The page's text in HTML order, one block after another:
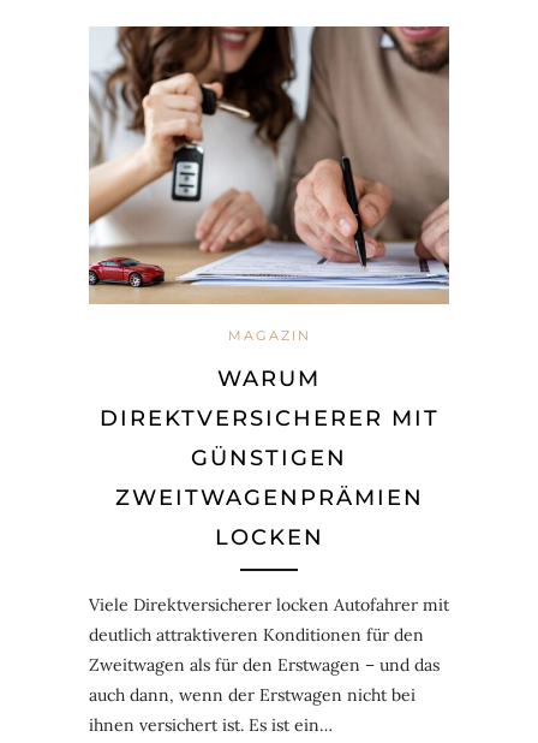
MAGAZIN
WARUM
DIREKTVERSICHERER MIT
GÜNSTIGEN
ZWEITWAGENPRÄMIEN
LOCKEN
Viele Direktversicherer locken Autofahrer mit
deutlich attraktiveren Konditionen für den
Zweitwagen als für den Erstwagen – und das
auch dann, wenn der Erstwagen nicht bei
ihnen versichert ist. Es ist ein…